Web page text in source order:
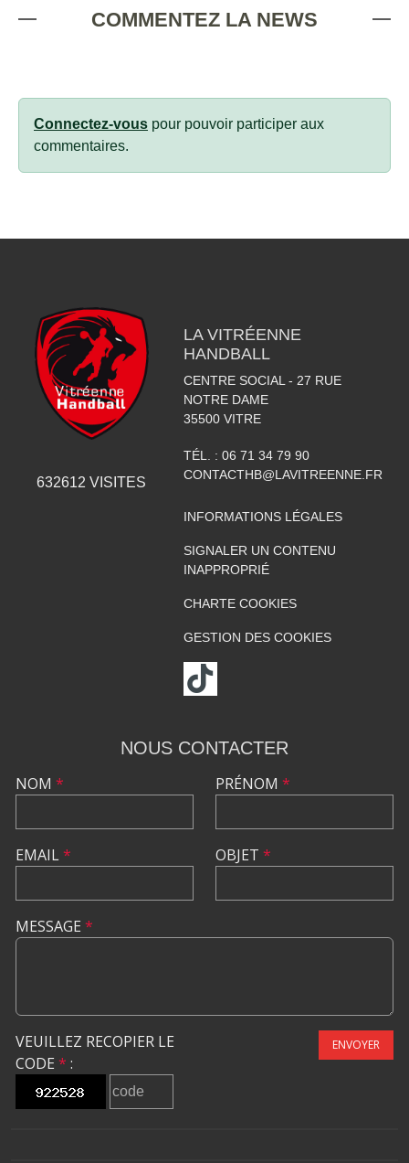
COMMENTEZ LA NEWS
Connectez-vous pour pouvoir participer aux
commentaires.
632612 VISITES
LA VITRÉENNE
HANDBALL
CENTRE SOCIAL - 27 RUE
NOTRE DAME
35500 VITRE
TÉL. : 06 71 34 79 90
CONTACTHB@LAVITREENNE.FR
INFORMATIONS LÉGALES
SIGNALER UN CONTENU
INAPPROPRIÉ
CHARTE COOKIES
GESTION DES COOKIES
NOUS CONTACTER
NOM *
EMAIL*
PRÉNOM *
OBJET *
MESSAGE *
VEUILLEZ RECOPIER LE
CODE * :
ENVOYER